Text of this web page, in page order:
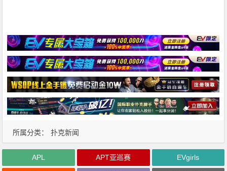
所属分类： 扑克新闻
APL APT亚巡赛 EVgirls